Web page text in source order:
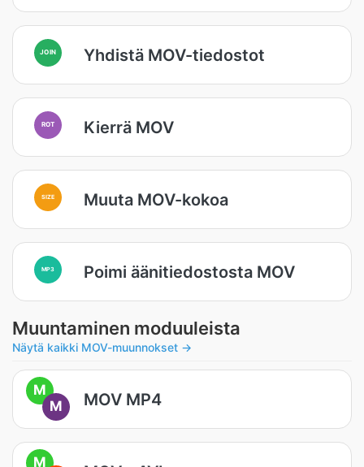
JOIN Yhdistä MOV-tiedostot
ROT Kierrä MOV
SIZE Muuta MOV-kokoa
MP3 Poimi äänitiedostosta MOV
Muuntaminen moduuleista
Näytä kaikki MOV-muunnokset →
M
M
MOV MP4
M